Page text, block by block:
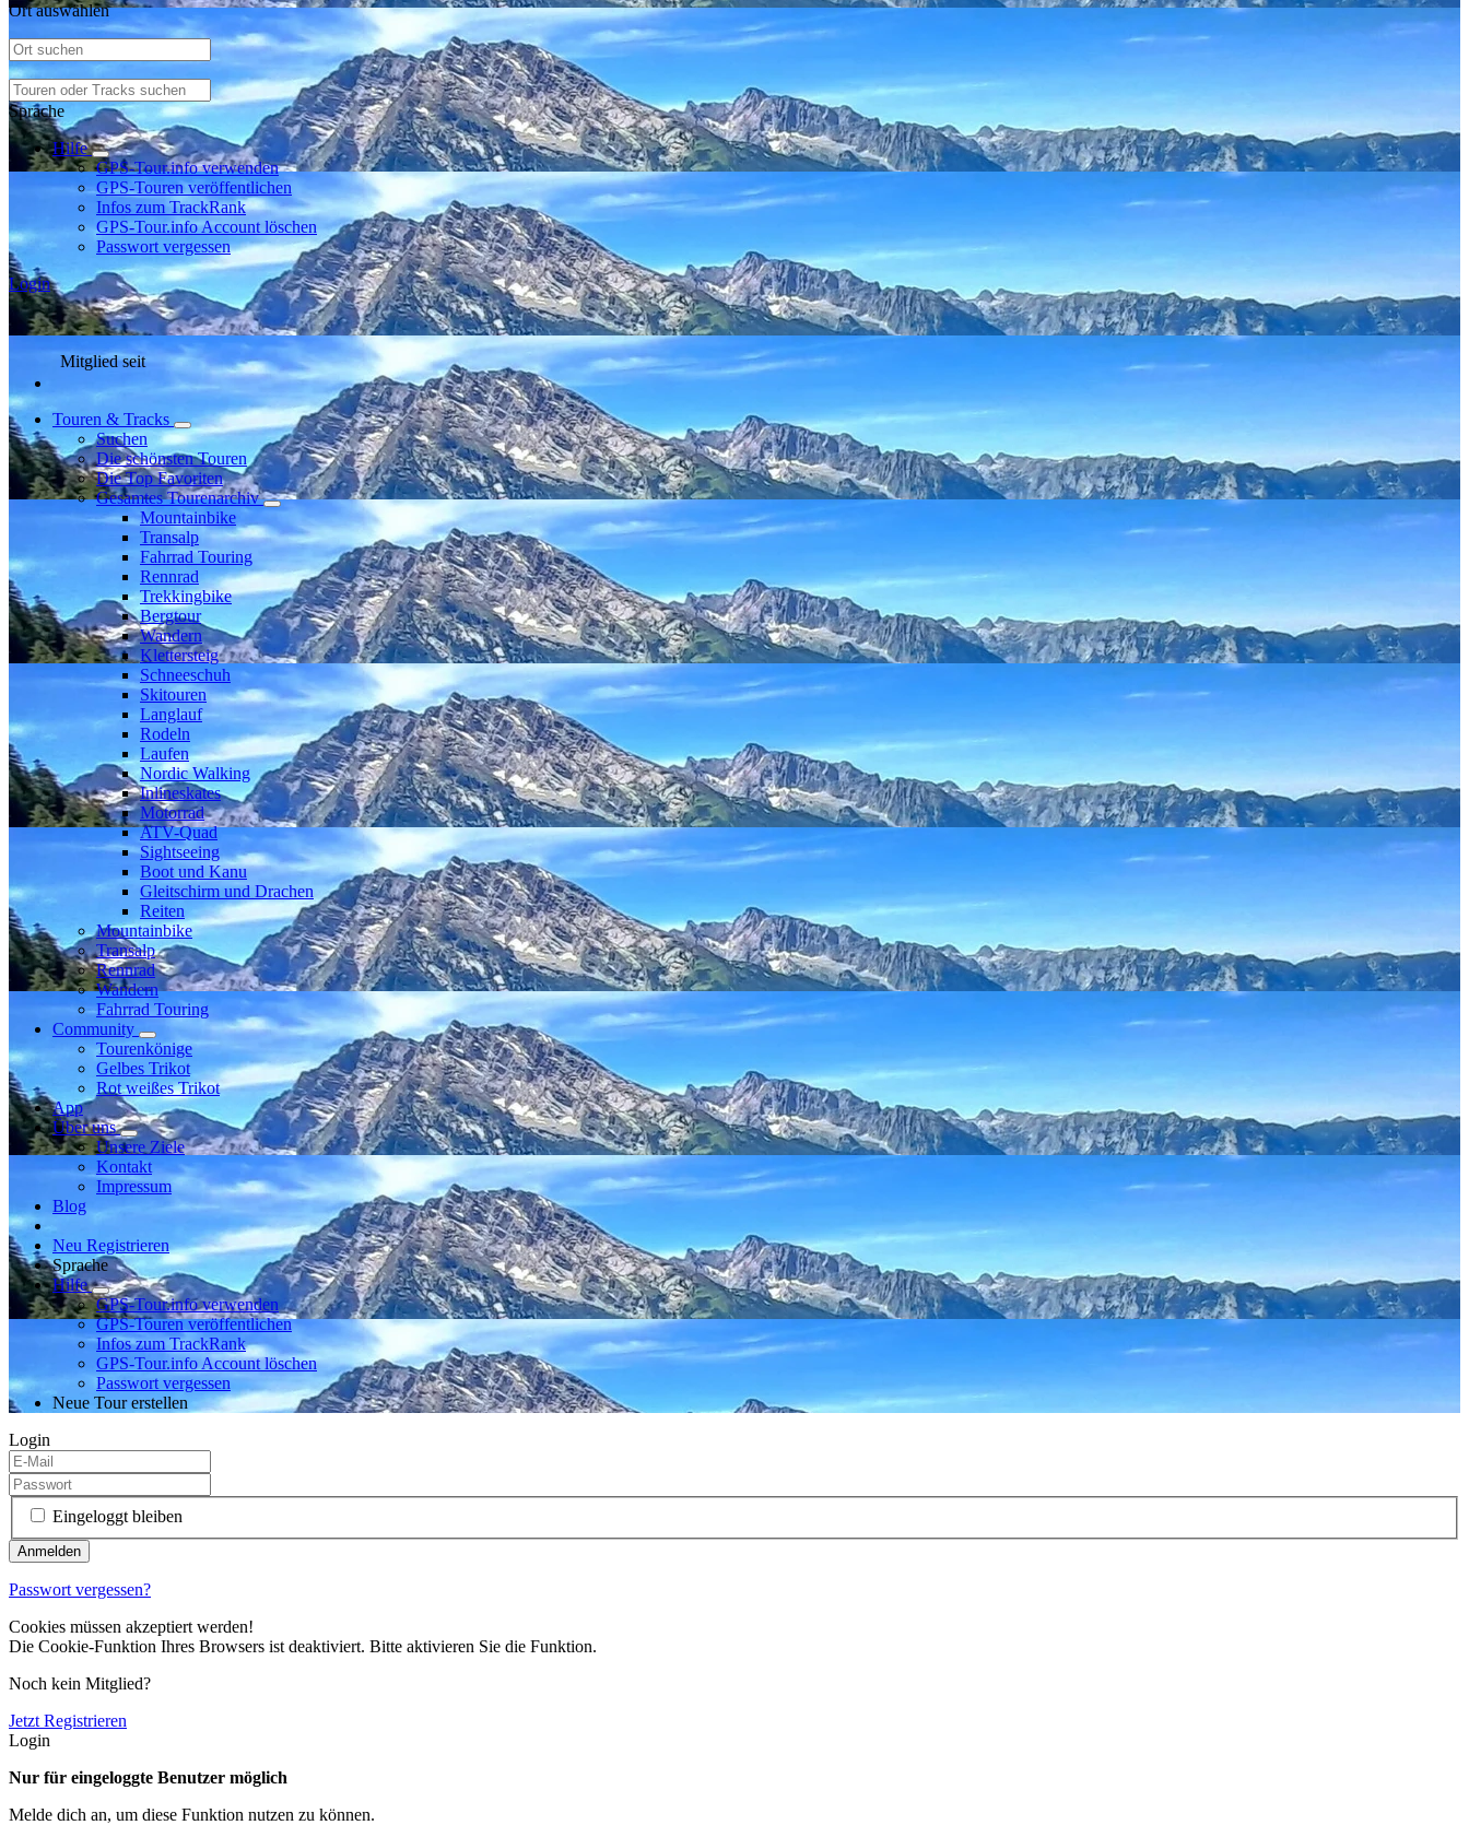
Ort auswählen
Sprache
Hilfe
GPS-Tour.info verwenden
GPS-Touren veröffentlichen
Infos zum TrackRank
GPS-Tour.info Account löschen
Passwort vergessen
Login
Mitglied seit
Touren & Tracks
Suchen
Die schönsten Touren
Die Top Favoriten
Gesamtes Tourenarchiv
Mountainbike
Transalp
Fahrrad Touring
Rennrad
Trekkingbike
Bergtour
Wandern
Klettersteig
Schneeschuh
Skitouren
Langlauf
Rodeln
Laufen
Nordic Walking
Inlineskates
Motorrad
ATV-Quad
Sightseeing
Boot und Kanu
Gleitschirm und Drachen
Reiten
Mountainbike
Transalp
Rennrad
Wandern
Fahrrad Touring
Community
Tourenkönige
Gelbes Trikot
Rot weißes Trikot
App
Über uns
Unsere Ziele
Kontakt
Impressum
Blog
Neu Registrieren
Sprache
Hilfe
GPS-Tour.info verwenden
GPS-Touren veröffentlichen
Infos zum TrackRank
GPS-Tour.info Account löschen
Passwort vergessen
Neue Tour erstellen
Login
Eingeloggt bleiben
Passwort vergessen?
Cookies müssen akzeptiert werden!
Die Cookie-Funktion Ihres Browsers ist deaktiviert. Bitte aktivieren Sie die Funktion.
Noch kein Mitglied?
Jetzt Registrieren
Login
Nur für eingeloggte Benutzer möglich
Melde dich an, um diese Funktion nutzen zu können.